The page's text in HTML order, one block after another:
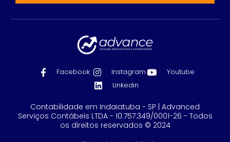
Facebook Instagram
Youtube
Linkedin
Contabilidade em Indaiatuba - SP | Advanced
Serviços Contábeis LTDA - 10.757.349/0001-26 - Todos
os direitos reservados © 2024